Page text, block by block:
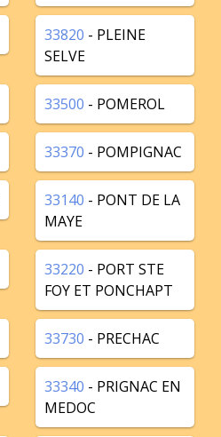
33820 - PLEINE
SELVE
33500 - POMEROL
33370 - POMPIGNAC
33140 - PONT DE LA
MAYE
33220 - PORT STE
FOY ET PONCHAPT
33730 - PRECHAC
33340 - PRIGNAC EN
MEDOC